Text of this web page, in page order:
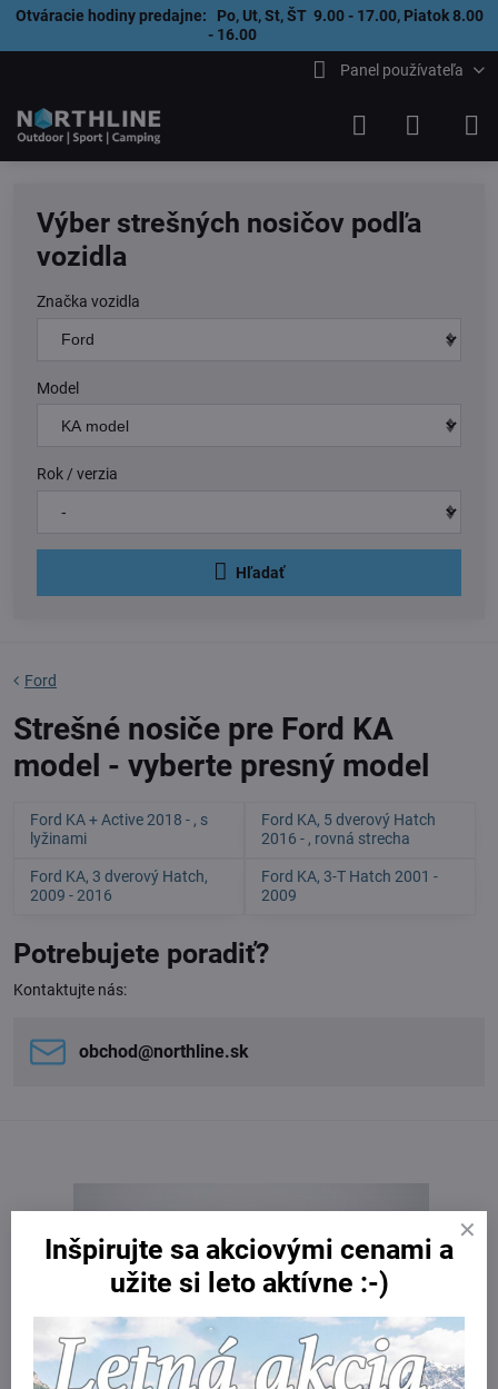
Otváracie hodiny predajne: Po, Ut, St, ŠT 9.00 - 17.00, Piatok 8.00
- 16.00
Panel používateľa
Výber strešných nosičov podľa
vozidla
Značka vozidla
Model
Rok / verzia
Hľadať
Ford
Strešné nosiče pre Ford KA
model - vyberte presný model
Ford KA + Active 2018 - , s
lyžinami
Ford KA, 5 dverový Hatch
2016 - , rovná strecha
Ford KA, 3 dverový Hatch,
2009 - 2016
Ford KA, 3-T Hatch 2001 -
2009
Potrebujete poradiť?
Kontaktujte nás:
obchod​@northline​.sk
Inšpirujte sa akciovými cenami a
užite si leto aktívne :-)